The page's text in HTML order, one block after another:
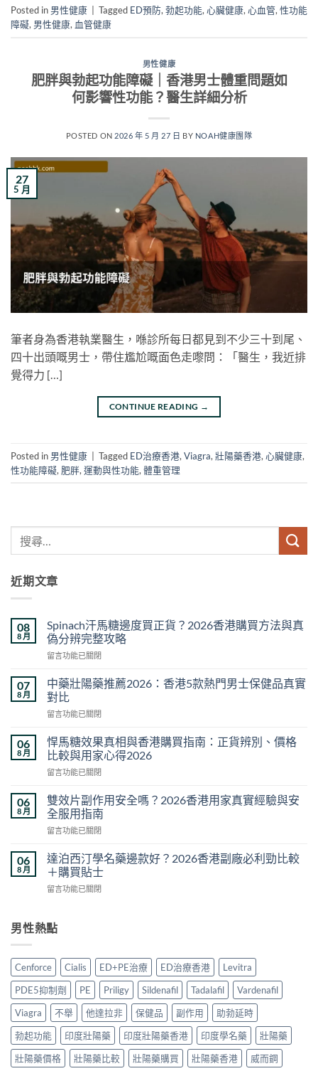
Posted in 男性健康 Tagged ED預防,勃起功能,心臟健康,心血管,性功能
障礙, 男性健康, 血管健康
男性健康
肥胖與勃起功能障礙｜香港男士體重問題如
何影響性功能？醫生詳細分析
POSTED ON 2026 年 5 月 27 日 BY NOAH健康團隊
27
5 月
筆者身為香港執業醫生，喺診所每日都見到不少三十到尾、
四十出頭嘅男士，帶住尷尬嘅面色走嚟問：「醫生，我近排
覺得力 […]
CONTINUE READING →
Posted in 男性健康 | Tagged ED治療香港, Viagra, 壯陽藥香港, 心臟健康,
性功能障礙, 肥胖, 運動與性功能, 體重管理
近期文章
08
8 月
Spinach汗馬糖邊度買正貨？2026香港購買方法與真
偽分辨完整攻略
在
汗
馬
糖
邊
買
正
貨？
2026
港
購
方
與
真
偽
完
整
略〉
中
留言功能已關閉
07
8 月
中藥壯陽藥推薦2026：香港5款熱門男士保健品真實
對比
在
藥
壯
陽
藥
薦
2026：
香
港
款
熱
男
健
實
對
比〉
中
留言功能已關閉
06
8 月
悍馬糖效果真相與香港購買指南：正貨辨別、價格
比較與用家心得2026
在
馬
糖
效
果
相
與
香
港
指
貨
辨
別、
價
比
較
與
用
留言功能已關閉
06
8 月
雙效片副作用安全嗎？2026香港用家真實經驗與安
全服用指南
在
效
片
副
作
全
港
用
家
實
經
驗
與
留言功能已關閉
06
8 月
達泊西汀學名藥邊款好？2026香港副廠必利勁比較
＋購買貼士
在
西
汀
名
藥
邊
款
好？
2026
香
港
副
廠
留言功能已關閉
男性熱點
Cenforce Cialis ED+PE治療 ED治療香港
Levitra
PDE5抑制劑
PE Priligy Sildenafil Tadalafil
Vardenafil
Viagra
不舉 他達拉非 保健品 副作用
助勃延時
勃起功能
印度壯陽藥 印度壯陽藥香港 印度學名藥
壯陽藥
壯陽藥價格
壯陽藥比較 壯陽藥購買 壯陽藥香港 威而鋼